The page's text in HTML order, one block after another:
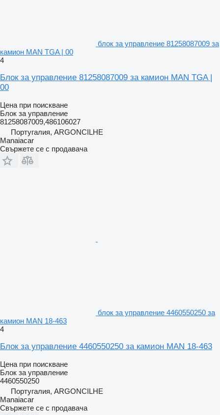
блок за управление 81258087009 за
камион MAN TGA | 00
4
Блок за управление 81258087009 за камион MAN TGA |
00
Цена при поискване
Блок за управление
81258087009,486106027
Португалия, ARGONCILHE
Manaiacar
Свържете се с продавача
блок за управление 4460550250 за
камион MAN 18-463
4
Блок за управление 4460550250 за камион MAN 18-463
Цена при поискване
Блок за управление
4460550250
Португалия, ARGONCILHE
Manaiacar
Свържете се с продавача